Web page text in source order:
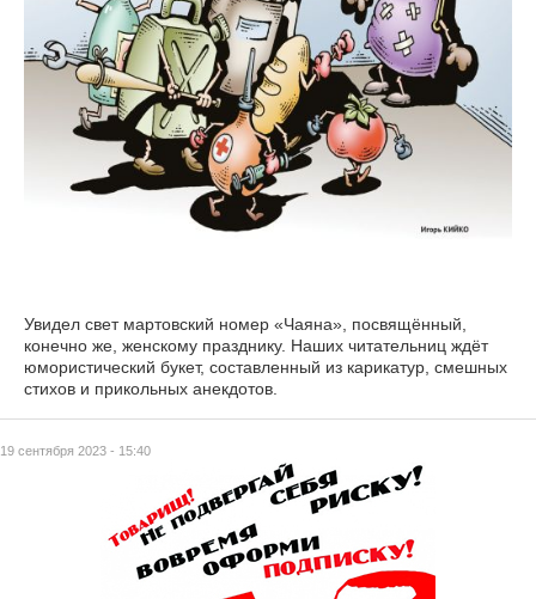
19 сентября 2023 - 15:40
Увидел свет мартовский номер «Чаяна», посвящённый,
конечно же, женскому празднику. Наших читательниц ждёт
юмористический букет, составленный из карикатур, смешных
стихов и прикольных анекдотов.